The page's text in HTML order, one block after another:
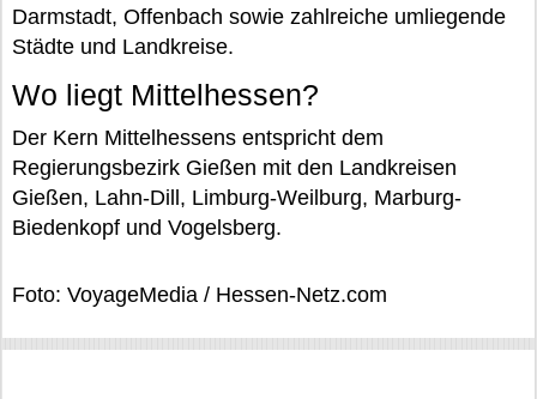
Darmstadt, Offenbach sowie zahlreiche umliegende
Städte und Landkreise.
Wo liegt Mittelhessen?
Der Kern Mittelhessens entspricht dem
Regierungsbezirk Gießen mit den Landkreisen
Gießen, Lahn-Dill, Limburg-Weilburg, Marburg-
Biedenkopf und Vogelsberg.
Foto: VoyageMedia / Hessen-Netz.com